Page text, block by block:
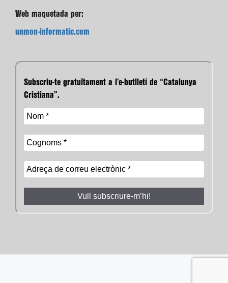
Web maquetada per:
unmon-informatic.com
Subscriu-te gratuïtament a l’e-butlletí de “Catalunya
Cristiana”.